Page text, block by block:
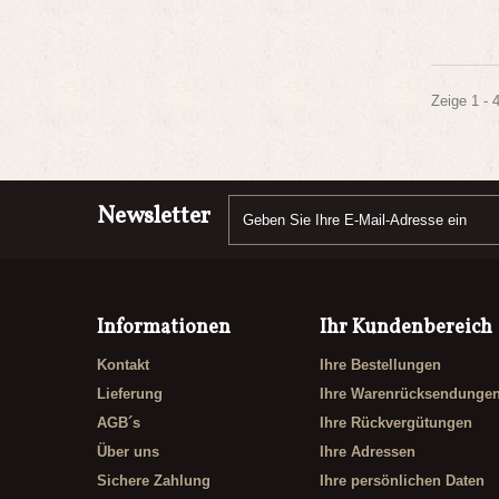
Zeige 1 -
Newsletter
Informationen
Kontakt
Lieferung
AGB´s
Über uns
Sichere Zahlung
Ihr Kundenbereich
Ihre Bestellungen
Ihre
Ihre Rückvergütungen
Ihre Adressen
Ihre persönlichen Daten